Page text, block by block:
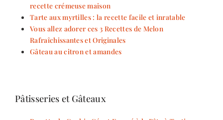
recette crémeuse maison
Tarte aux myrtilles : la recette facile et inratable
Vous allez adorer ces 3 Recettes de Melon
Rafraîchissantes et Originales
Gâteau au citron et amandes
Pâtisseries et Gâteaux